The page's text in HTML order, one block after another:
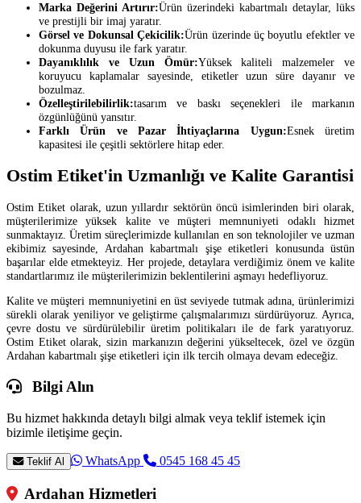
Marka Değerini Artırır:Ürün üzerindeki kabartmalı detaylar, lüks
ve prestijli bir imaj yaratır.
Görsel ve Dokunsal Çekicilik:Ürün üzerinde üç boyutlu efektler ve
dokunma duyusu ile fark yaratır.
Dayanıklılık ve Uzun Ömür:Yüksek kaliteli malzemeler ve
koruyucu kaplamalar sayesinde, etiketler uzun süre dayanır ve
bozulmaz.
Özelleştirilebilirlik:tasarım ve baskı seçenekleri ile markanın
özgünlüğünü yansıtır.
Farklı Ürün ve Pazar İhtiyaçlarına Uygun:Esnek üretim
kapasitesi ile çeşitli sektörlere hitap eder.
Ostim Etiket'in Uzmanlığı ve Kalite Garantisi
Ostim Etiket olarak, uzun yıllardır sektörün öncü isimlerinden biri olarak,
müşterilerimize yüksek kalite ve müşteri memnuniyeti odaklı hizmet
sunmaktayız. Üretim süreçlerimizde kullanılan en son teknolojiler ve uzman
ekibimiz sayesinde, Ardahan kabartmalı şişe etiketleri konusunda üstün
başarılar elde etmekteyiz. Her projede, detaylara verdiğimiz önem ve kalite
standartlarımız ile müşterilerimizin beklentilerini aşmayı hedefliyoruz.
Kalite ve müşteri memnuniyetini en üst seviyede tutmak adına, ürünlerimizi
sürekli olarak yeniliyor ve geliştirme çalışmalarımızı sürdürüyoruz. Ayrıca,
çevre dostu ve sürdürülebilir üretim politikaları ile de fark yaratıyoruz.
Ostim Etiket olarak, sizin markanızın değerini yükseltecek, özel ve özgün
Ardahan kabartmalı şişe etiketleri için ilk tercih olmaya devam edeceğiz.
Bilgi Alın
Bu hizmet hakkında detaylı bilgi almak veya teklif istemek için
bizimle iletişime geçin.
Teklif Al WhatsApp 0545 168 45 45
Ardahan Hizmetleri